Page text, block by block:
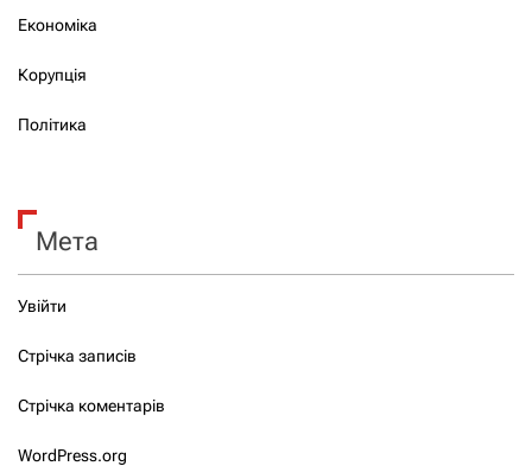
Економіка
Корупція
Політика
Мета
Увійти
Стрічка записів
Стрічка коментарів
WordPress.org